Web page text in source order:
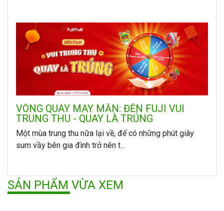
VÒNG QUAY MAY MẮN: ĐẾN FUJI VUI
TRUNG THU - QUAY LÀ TRÚNG
Một mùa trung thu nữa lại về, để có những phút giây
sum vầy bên gia đình trở nên t...
SẢN PHẨM VỪA XEM